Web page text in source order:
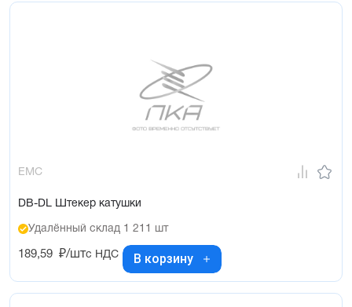
EMC
DB-DL Штекер катушки
Удалённый склад 1 211 шт
189,59 ₽/штс НДС В корзину